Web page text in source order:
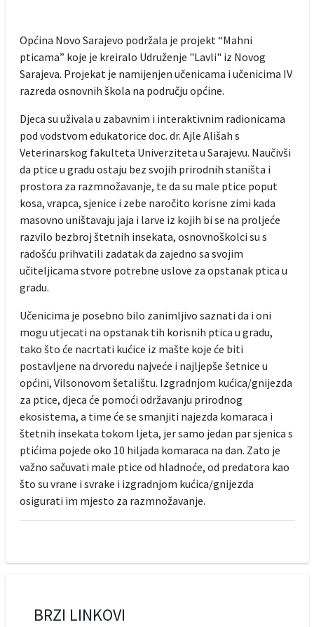
Općina Novo Sarajevo podržala je projekt “Mahni
pticama” koje je kreiralo Udruženje "Lavli" iz Novog
Sarajeva. Projekat je namijenjen učenicama i učenicima IV
razreda osnovnih škola na području općine.
Djeca su uživala u zabavnim i interaktivnim radionicama
pod vodstvom edukatorice doc. dr. Ajle Ališah s
Veterinarskog fakulteta Univerziteta u Sarajevu. Naučivši
da ptice u gradu ostaju bez svojih prirodnih staništa i
prostora za razmnožavanje, te da su male ptice poput
kosa, vrapca, sjenice i zebe naročito korisne zimi kada
masovno uništavaju jaja i larve iz kojih bi se na proljeće
razvilo bezbroj štetnih insekata, osnovnoškolci su s
radošću prihvatili zadatak da zajedno sa svojim
učiteljicama stvore potrebne uslove za opstanak ptica u
gradu.
Učenicima je posebno bilo zanimljivo saznati da i oni
mogu utjecati na opstanak tih korisnih ptica u gradu,
tako što će nacrtati kućice iz mašte koje će biti
postavljene na drvoredu najveće i najljepše šetnice u
općini, Vilsonovom šetalištu. Izgradnjom kućica/gnijezda
za ptice, djeca će pomoći održavanju prirodnog
ekosistema, a time će se smanjiti najezda komaraca i
štetnih insekata tokom ljeta, jer samo jedan par sjenica s
ptićima pojede oko 10 hiljada komaraca na dan. Zato je
važno sačuvati male ptice od hladnoće, od predatora kao
što su vrane i svrake i izgradnjom kućica/gnijezda
osigurati im mjesto za razmnožavanje.
BRZI LINKOVI